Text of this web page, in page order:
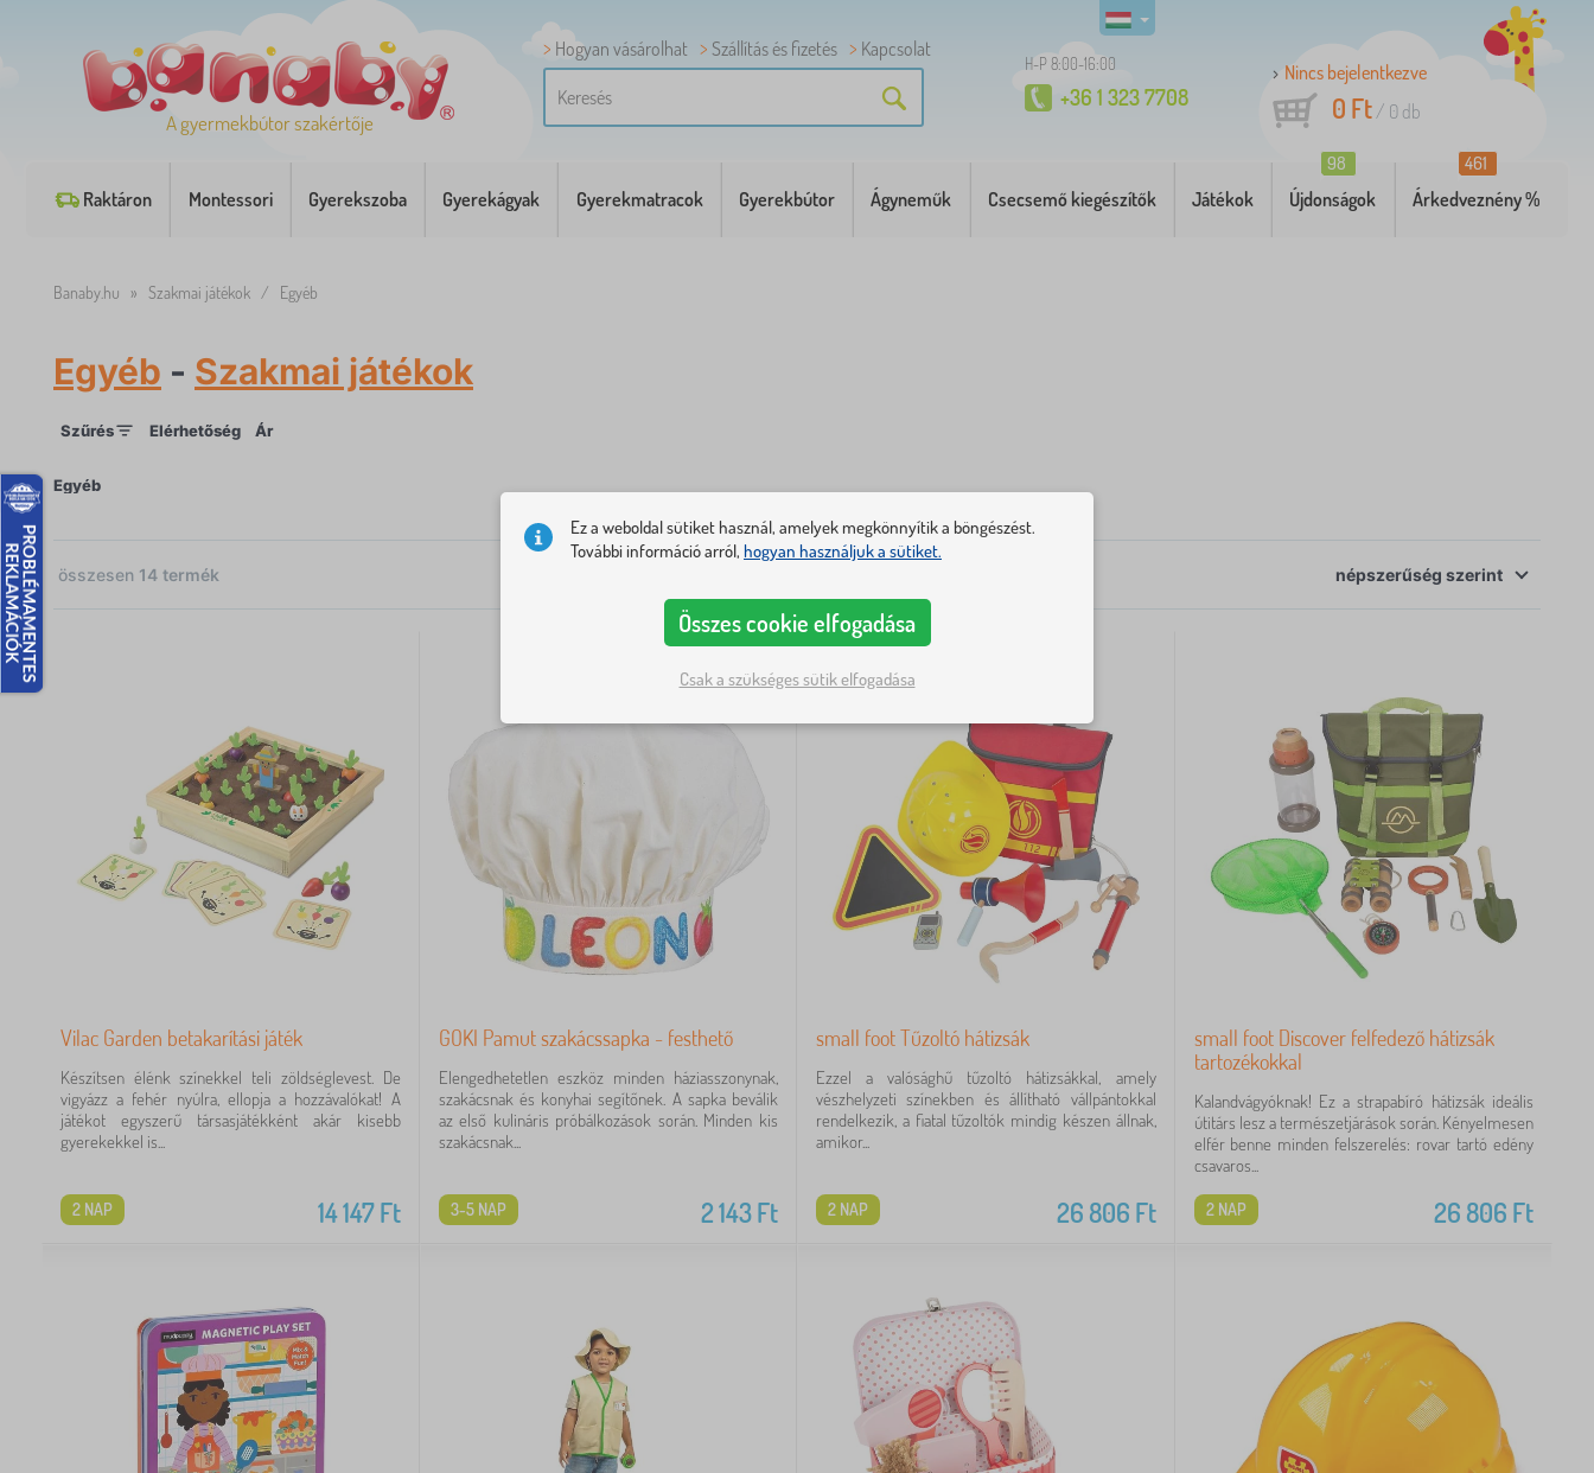
A gyermekbútor szakértője
Hogyan vásárolhat Szállítás és fizetés Kapcsolat
H-P 8:00-16:00
+36 1 323 7708
Nincs bejelentkezve
0 Ft/ 0 db
Raktáron Montessori Gyerekszoba Gyerekágyak Gyerekmatracok Gyerekbútor Ágyneműk Csecsemő kiegészítők Játékok Újdonságok
98
Árkedveznény %
461
Banaby.hu » Szakmai játékok / Egyéb
Egyéb - Szakmai játékok
Szűrés Elérhetőség Ár
Egyéb
összesen 14 termék
népszerűség
Vilac Garden betakarítási játék
Készítsen élénk színekkel teli zöldséglevest. De
vigyázz a fehér nyúlra, ellopja a hozzávalókat! A
játékot egyszerű társasjátékként akár kisebb
gyerekekkel is...
14 147Ft
2 NAP
GOKI Pamut szakácssapka - festhető
Elengedhetetlen eszköz minden háziasszonynak,
szakácsnak és konyhai segítőnek. A sapka beválik
az első kulináris próbálkozások során. Minden kis
szakácsnak...
2 143Ft
3-5 NAP
small foot Tűzoltó hátizsák
Ezzel a valósághű tűzoltó hátizsákkal, amely
vészhelyzeti színekben és állítható vállpántokkal
rendelkezik, a fiatal tűzoltók mindig készen állnak,
amikor...
26 806 Ft
2 NAP
small foot Discover felfedező hátizsák
tartozékokkal
Kalandvágyóknak! Ez a strapabíró hátizsák ideális
útitárs lesz a természetjárások során. Kényelmesen
elfér benne minden felszerelés: rovar tartó edény
csavaros...
26 806 Ft
2 NAP
Ez a weboldal sütiket használ, amelyek megkönnyítik a böngészést.
További információ arról, hogyan használjuk a sütiket.
Összes cookie elfogadása
Csak a szükséges sütik elfogadása